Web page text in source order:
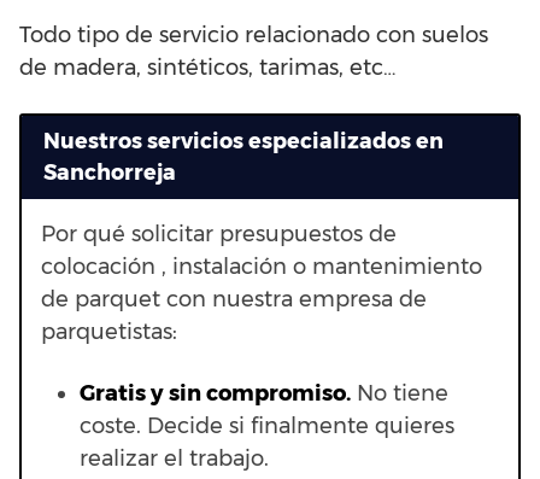
Todo tipo de servicio relacionado con suelos
de madera, sintéticos, tarimas, etc…
Nuestros servicios especializados en
Sanchorreja
Por qué solicitar presupuestos de
colocación , instalación o mantenimiento
de parquet con nuestra empresa de
parquetistas:
Gratis y sin compromiso. No tiene
coste. Decide si finalmente quieres
realizar el trabajo.